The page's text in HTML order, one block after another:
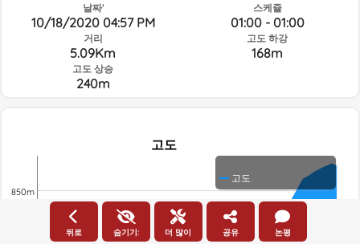
날짜'
10/18/2020 04:57 PM
거리
5.09Km
고도 상승
240m
스케쥴
01:00 - 01:00
고도 하강
168m
고도
고도
850m
뒤로 숨기기: 더 많이 공유 논평